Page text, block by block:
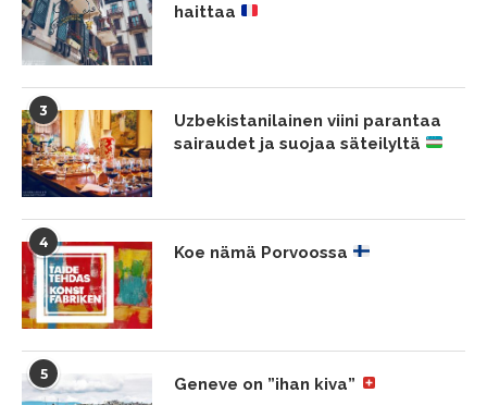
haittaa
3
Uzbekistanilainen viini parantaa
sairaudet ja suojaa säteilyltä
4
Koe nämä Porvoossa
5
Geneve on ”ihan kiva”